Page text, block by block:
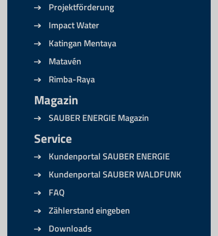
Projektförderung
Impact Water
Katingan Mentaya
Matavén
Rimba-Raya
Magazin
SAUBER ENERGIE Magazin
Service
Kundenportal SAUBER ENERGIE
Kundenportal SAUBER WALDFUNK
FAQ
Zählerstand eingeben
Downloads